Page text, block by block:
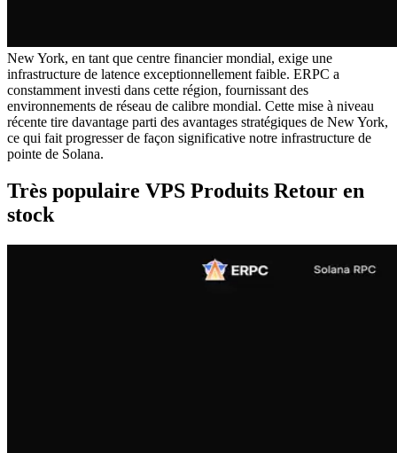
New York, en tant que centre financier mondial, exige une
infrastructure de latence exceptionnellement faible. ERPC a
constamment investi dans cette région, fournissant des
environnements de réseau de calibre mondial. Cette mise à niveau
récente tire davantage parti des avantages stratégiques de New York,
ce qui fait progresser de façon significative notre infrastructure de
pointe de Solana.
Très populaire VPS Produits Retour en
stock